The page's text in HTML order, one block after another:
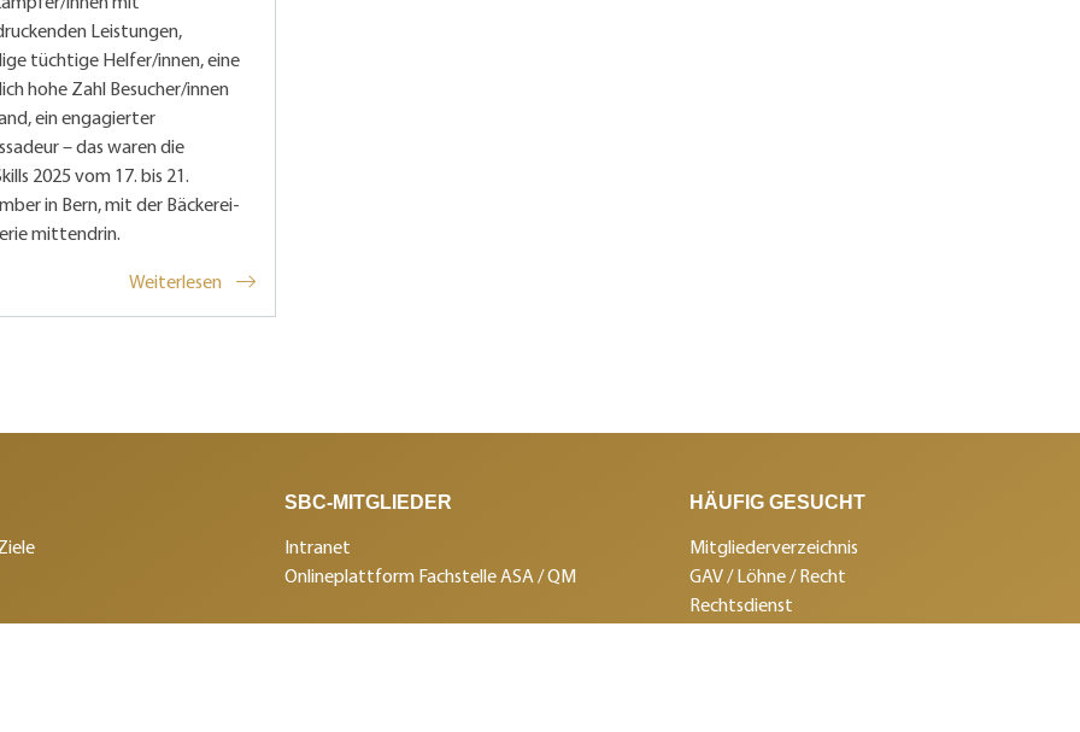
Leistungen,
tüchtige Helfer/innen, eine
hohe Zahl Besucher/innen
ein engagierter
– das waren die
2025 vom 17. bis 21.
in Bern, mit der Bäckerei-
mittendrin.
Weiterlesen
SBC-MITGLIEDER
Intranet
Onlineplattform Fachstelle ASA / QM
HÄUFIG GESUCHT
Mitgliederverzeichnis
GAV / Löhne / Recht
Rechtsdienst